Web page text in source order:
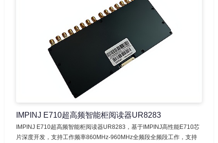
IMPINJ E710超高频智能柜阅读器UR8283
IMPINJ E710超高频智能柜阅读器UR8283，基于IMPINJ高性能E710芯
片深度开发，支持工作频率860MHz-960MHz全频段全频段工作，支持